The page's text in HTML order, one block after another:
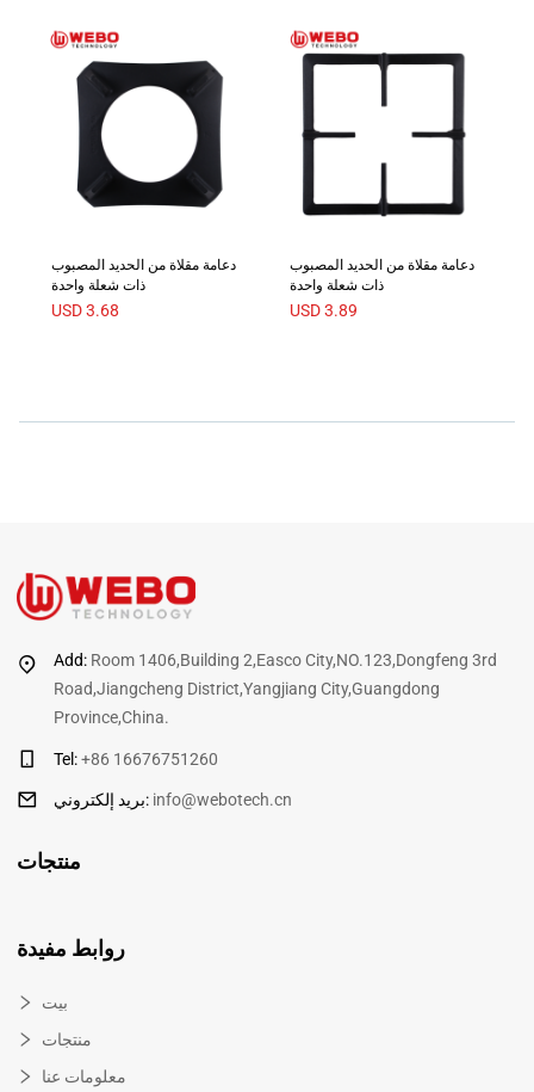
دعامة مقلاة من الحديد المصبوب
ذات شعلة واحدة
USD 3.68
دعامة مقلاة من الحديد المصبوب
ذات شعلة واحدة
USD 3.89
Add: Room 1406,Building 2,Easco City,NO.123,Dongfeng 3rd
Road,Jiangcheng District,Yangjiang City,Guangdong
Province,China.
Tel: +86 16676751260
بريد إلكتروني: info@webotech.cn
منتجات
روابط مفيدة
بيت
منتجات
معلومات عنا